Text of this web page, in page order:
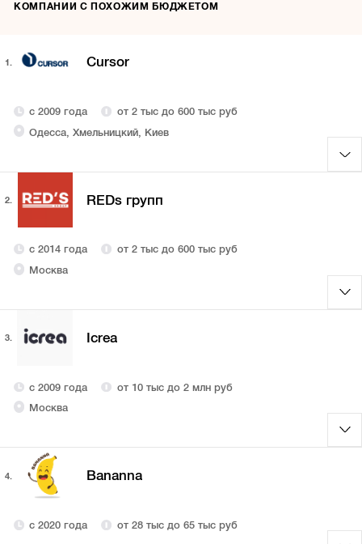
КОМПАНИИ С ПОХОЖИМ БЮДЖЕТОМ
1. Cursor
с 2009 года
от 2 тыс до 600 тыс руб
Одесса, Хмельницкий, Киев
2. REDs групп
с 2014 года
от 2 тыс до 600 тыс руб
Москва
3. Icrea
с 2009 года
от 10 тыс до 2 млн руб
Москва
4. Bananna
с 2020 года от 28 тыс до 65 тыс руб